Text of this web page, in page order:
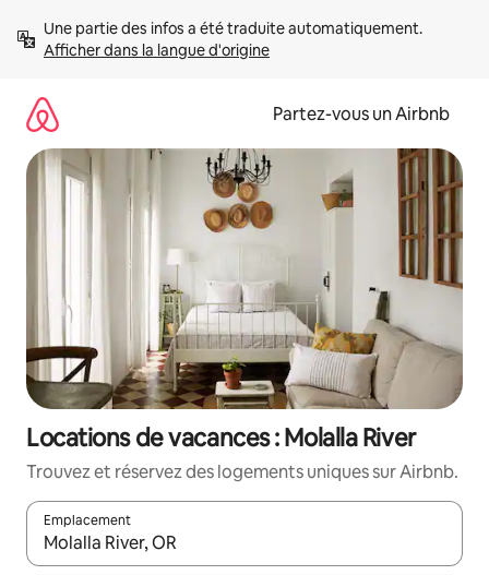
directement
Afficher dans la langue d'origine
Partez-vous un Airbnb
Locations de vacances : Molalla River
Trouvez et réservez des logements uniques sur Airbnb.
Emplacement
Quand les résultats sont affichés, parcourez-les en utilisant